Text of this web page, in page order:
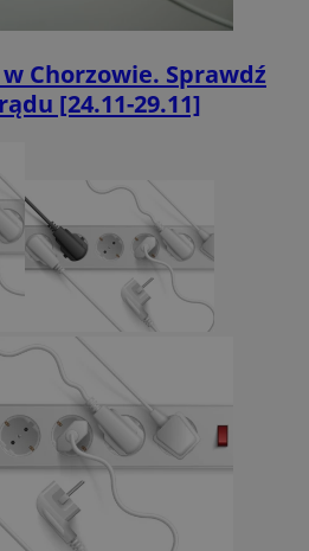
Chorzowie. Sprawdź
[24.11-29.11]